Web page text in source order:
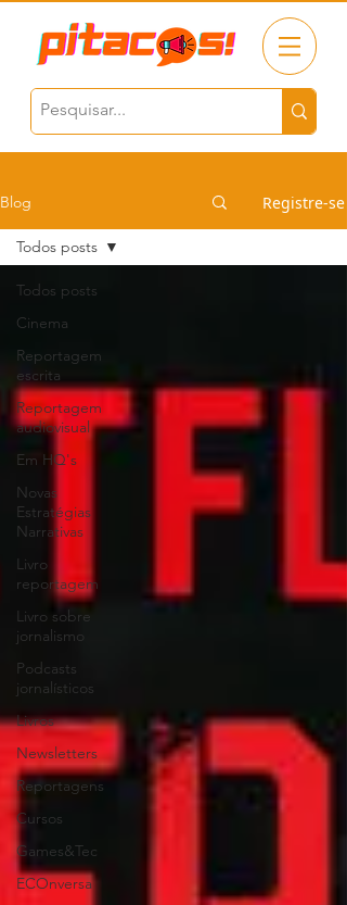
Blog Registre-se
Todos posts
Cinema
Reportagem
escrita
Reportagem
audiovisual
Em HQ's
Novas
Estratégias
Narrativas
Livro
reportagem
Livro sobre
jornalismo
Podcasts
jornalísticos
Livros
Newsletters
Reportagens
Cursos
Games&Tec
ECOnversa
Todos posts